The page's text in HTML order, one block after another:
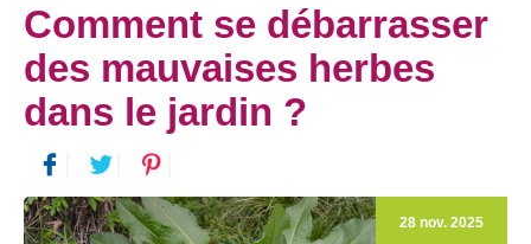
Comment se débarrasser
des mauvaises herbes
dans le jardin ?
28 nov. 2025